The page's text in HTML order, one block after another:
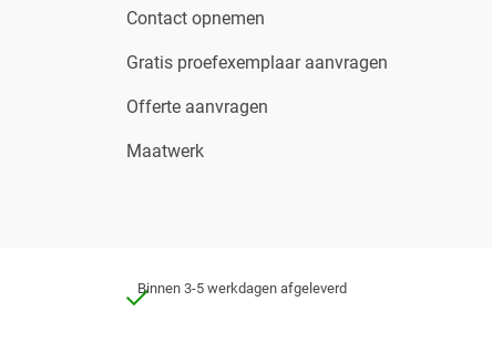
Contact opnemen
Gratis proefexemplaar aanvragen
Offerte aanvragen
Maatwerk
Binnen 3-5 werkdagen afgeleverd